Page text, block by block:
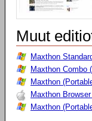
Muut
Maxthon
Maxthon Combo
Maxthon
Maxthon
Maxthon